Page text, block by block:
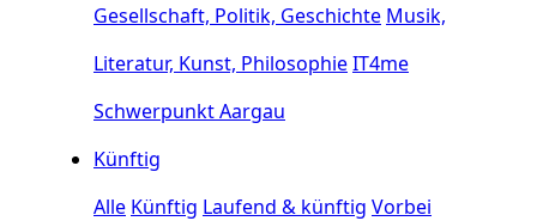
Gesellschaft, Politik, Geschichte Musik,
Literatur, Kunst, PhilosophieIT4me
Schwerpunkt Aargau
Künftig
Alle Künftig Laufend & künftig Vorbei